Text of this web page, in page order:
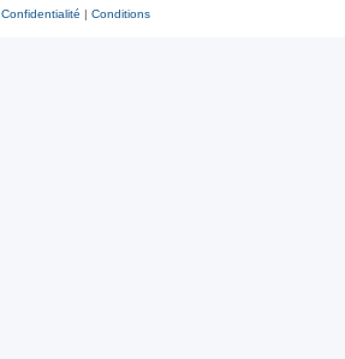
Confidentialité | Conditions